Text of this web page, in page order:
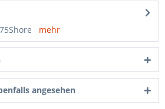
mehr
angesehen